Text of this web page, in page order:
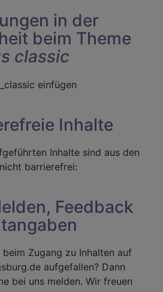
in der
beim Theme
classic
einfügen
Inhalte
Inhalte sind aus den
barrierefrei:
Feedback
beim Zugang zu Inhalten auf
aufgefallen? Dann
bei uns melden. Wir freuen